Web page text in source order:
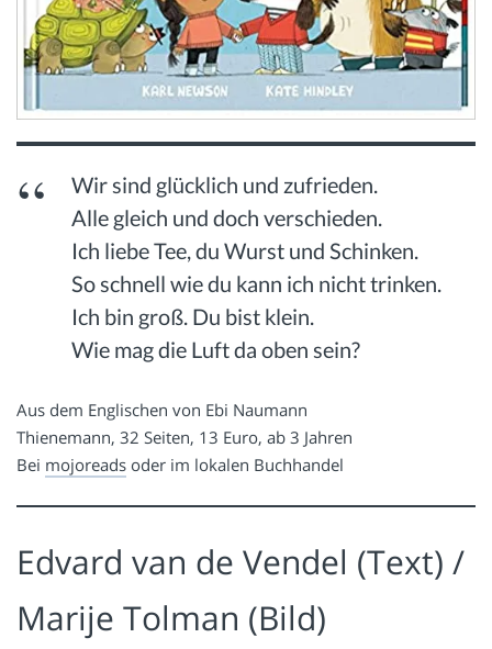
Wir sind glücklich und zufrieden.
Alle gleich und doch verschieden.
Ich liebe Tee, du Wurst und Schinken.
So schnell wie du kann ich nicht trinken.
Ich bin groß. Du bist klein.
Wie mag die Luft da oben sein?
Aus dem Englischen von Ebi Naumann
Thienemann, 32 Seiten, 13 Euro, ab 3 Jahren
Bei mojoreads oder im lokalen Buchhandel
Edvard van de Vendel (Text) /
Marije Tolman (Bild)